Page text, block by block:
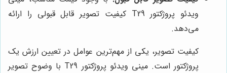
ویدئو پروژکتور T29 کیفیت تصویر قابل قبولی را ارائه
می‌دهد.
کیفیت تصویر، یکی از مهم‌ترین عوامل در تعیین ارزش یک
پروژکتور است. مینی ویدئو پروژکتور T29 با وضوح تصویر